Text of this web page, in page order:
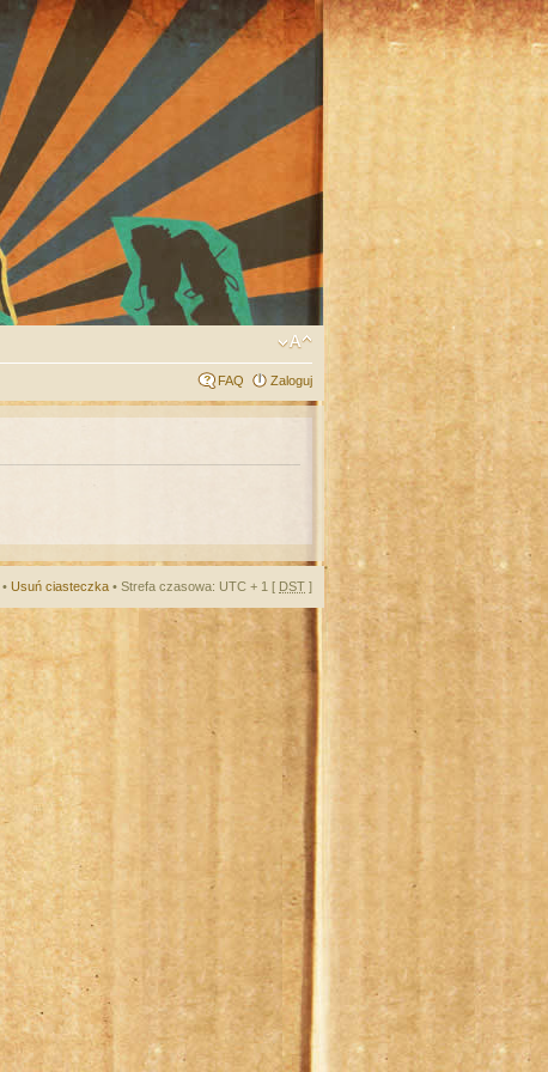
FAQ Zaloguj
• Usuń ciasteczka • Strefa czasowa: UTC + 1 [ DST ]